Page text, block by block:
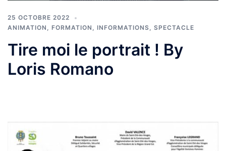
25 OCTOBRE 2022
ANIMATION , FORMATION , INFORMATIONS, SPECTACLE
Tire moi le portrait ! By
Loris Romano